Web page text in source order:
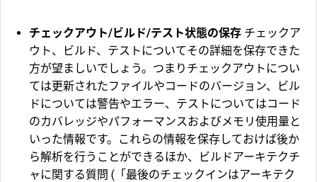
チェックアウト/ビルド/テスト状態の保存 チェックア
ウト、ビルド、テストについてその詳細を保存できた
方が望ましいでしょう。つまりチェックアウトについ
ては更新されたファイルやコードのバージョン、ビル
ドについては警告やエラー、テストについてはコード
のカバレッジやパフォーマンスおよびメモリ使用量と
いった情報です。これらの情報を保存しておけば後か
ら解析を行うことができるほか、ビルドアーキテクチ
ャに関する質問 (「最後のチェックインはアーキテク